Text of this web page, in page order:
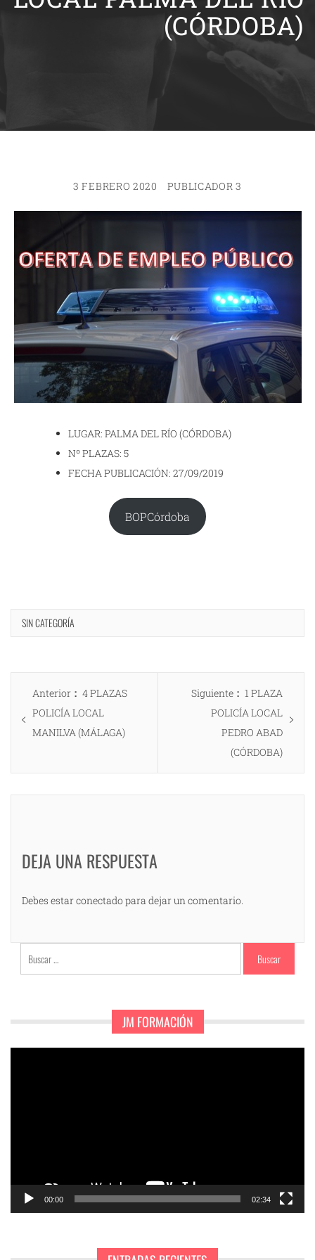
(CÓRDOBA)
3 FEBRERO 2020 PUBLICADOR 3
LUGAR: PALMA DEL RÍO (CÓRDOBA)
Nº PLAZAS: 5
FECHA PUBLICACIÓN: 27/09/2019
BOPCórdoba
SIN CATEGORÍA
Navegación
entradas
Anterior
Entrada
anterior:
4 PLAZAS
POLICÍA LOCAL
MANILVA (MÁLAGA)
Siguiente
Entrada
siguiente:
1 PLAZA
POLICÍA LOCAL
PEDRO ABAD
(CÓRDOBA)
DEJA UNA RESPUESTA
Debes estar conectado para dejar un comentario.
Buscar:
JM FORMACIÓN
00:00 02:34